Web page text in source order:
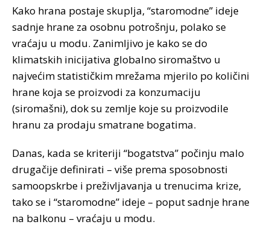
Kako hrana postaje skuplja, “staromodne” ideje
sadnje hrane za osobnu potrošnju, polako se
vraćaju u modu. Zanimljivo je kako se do
klimatskih inicijativa globalno siromaštvo u
najvećim statističkim mrežama mjerilo po količini
hrane koja se proizvodi za konzumaciju
(siromašni), dok su zemlje koje su proizvodile
hranu za prodaju smatrane bogatima.
Danas, kada se kriteriji “bogatstva” počinju malo
drugačije definirati – više prema sposobnosti
samoopskrbe i preživljavanja u trenucima krize,
tako se i “staromodne” ideje – poput sadnje hrane
na balkonu – vraćaju u modu.